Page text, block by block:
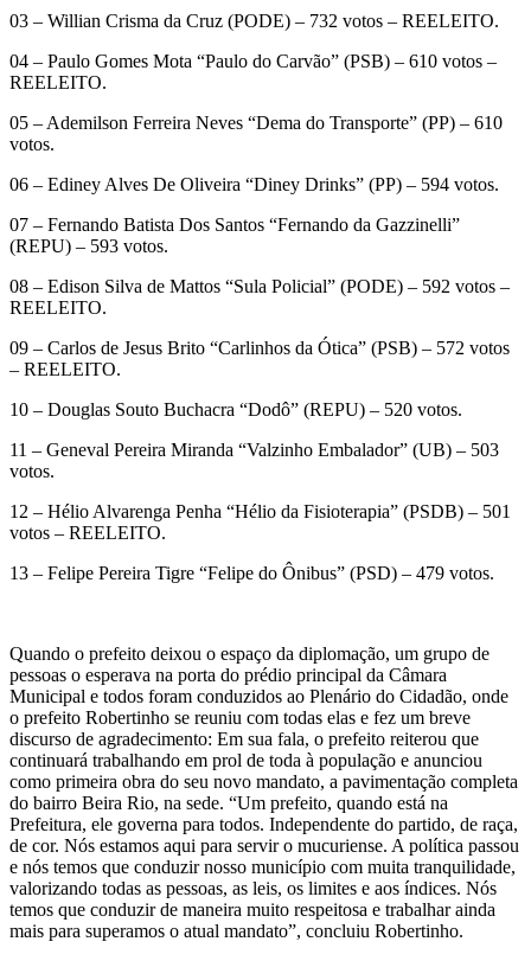
03 – Willian Crisma da Cruz (PODE) – 732 votos – REELEITO.
04 – Paulo Gomes Mota “Paulo do Carvão” (PSB) – 610 votos –
REELEITO.
05 – Ademilson Ferreira Neves “Dema do Transporte” (PP) – 610
votos.
06 – Ediney Alves De Oliveira “Diney Drinks” (PP) – 594 votos.
07 – Fernando Batista Dos Santos “Fernando da Gazzinelli”
(REPU) – 593 votos.
08 – Edison Silva de Mattos “Sula Policial” (PODE) – 592 votos –
REELEITO.
09 – Carlos de Jesus Brito “Carlinhos da Ótica” (PSB) – 572 votos
– REELEITO.
10 – Douglas Souto Buchacra “Dodô” (REPU) – 520 votos.
11 – Geneval Pereira Miranda “Valzinho Embalador” (UB) – 503
votos.
12 – Hélio Alvarenga Penha “Hélio da Fisioterapia” (PSDB) – 501
votos – REELEITO.
13 – Felipe Pereira Tigre “Felipe do Ônibus” (PSD) – 479 votos.
Quando o prefeito deixou o espaço da diplomação, um grupo de
pessoas o esperava na porta do prédio principal da Câmara
Municipal e todos foram conduzidos ao Plenário do Cidadão, onde
o prefeito Robertinho se reuniu com todas elas e fez um breve
discurso de agradecimento: Em sua fala, o prefeito reiterou que
continuará trabalhando em prol de toda à população e anunciou
como primeira obra do seu novo mandato, a pavimentação completa
do bairro Beira Rio, na sede. “Um prefeito, quando está na
Prefeitura, ele governa para todos. Independente do partido, de raça,
de cor. Nós estamos aqui para servir o mucuriense. A política passou
e nós temos que conduzir nosso município com muita tranquilidade,
valorizando todas as pessoas, as leis, os limites e aos índices. Nós
temos que conduzir de maneira muito respeitosa e trabalhar ainda
mais para superamos o atual mandato”, concluiu Robertinho.